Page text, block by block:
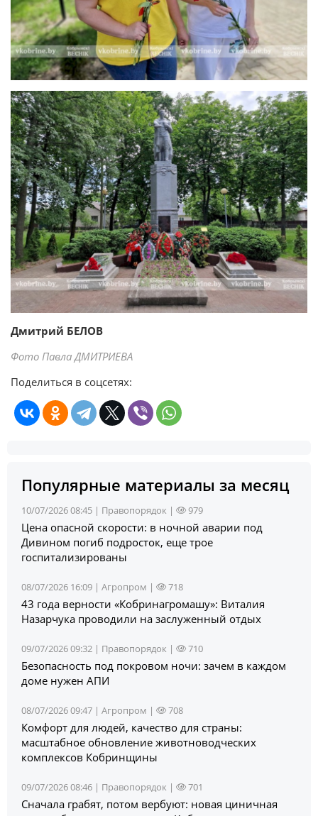
Дмитрий БЕЛОВ
Фото Павла ДМИТРИЕВА
Поделиться в соцсетях:
Популярные материалы за месяц
10/07/2026 08:45 | Правопорядок | 979
Цена опасной скорости: в ночной аварии под
Дивином погиб подросток, еще трое
госпитализированы
08/07/2026 16:09 | Агропром | 718
43 года верности «Кобринагромашу»: Виталия
Назарчука проводили на заслуженный отдых
09/07/2026 09:32 | Правопорядок | 710
Безопасность под покровом ночи: зачем в каждом
доме нужен АПИ
08/07/2026 09:47 | Агропром | 708
Комфорт для людей, качество для страны:
масштабное обновление животноводческих
комплексов Кобринщины
09/07/2026 08:46 | Правопорядок | 701
Сначала грабят, потом вербуют: новая циничная